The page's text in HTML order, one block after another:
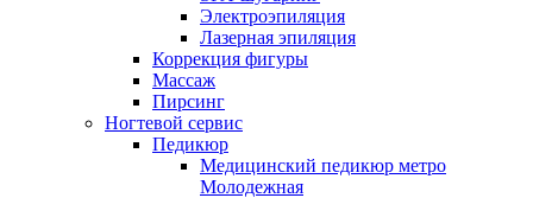
Мужской педикюр
Детский педикюр
Аппаратный педикюр
Лечебные покрытия для ногтей
Наращивание ногтей
Услуги подолога
Вросший ноготь лечение
Скоба 3-ТО
Электроэпиляция
Лазерная эпиляция
Коррекция фигуры
Массаж
Пирсинг
Ногтевой сервис
Педикюр
Медицинский педикюр метро
Молодежная